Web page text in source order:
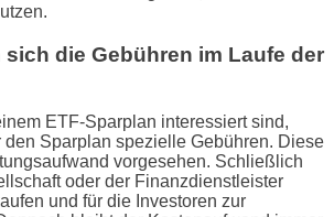
die Gebühren im Laufe der
ETF-Sparplan interessiert sind,
den Sparplan spezielle Gebühren. Diese
vorgesehen. Schließlich
oder der Finanzdienstleister
und für die Investoren zur